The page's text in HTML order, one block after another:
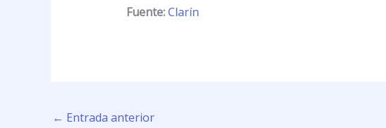
Fuente:Clarín
← Entrada anterior